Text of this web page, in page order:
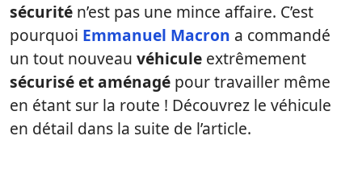
sécurité n’est pas une mince affaire. C’est
pourquoi Emmanuel Macron a commandé
un tout nouveau véhicule extrêmement
sécurisé et aménagé pour travailler même
en étant sur la route ! Découvrez le véhicule
en détail dans la suite de l’article.